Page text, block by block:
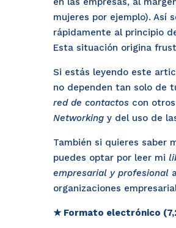
mujeres por ejemplo). Así
rápidamente al principio
Esta situación origina
Si estás leyendo este
no dependen tan solo de
red de contactos con
Networking y del uso de
También si quieres saber
puedes optar por leer mi
empresarial y profesional
organizaciones
★Formato electrónico